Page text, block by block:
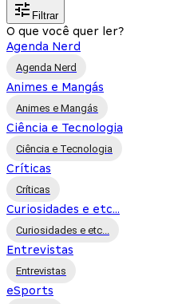
Filtrar
O que você quer ler?
Agenda Nerd
Agenda Nerd
Animes e Mangás
Animes e Mangás
Ciência e Tecnologia
Ciência e Tecnologia
Críticas
Críticas
Curiosidades e etc...
Curiosidades e etc...
Entrevistas
Entrevistas
eSports